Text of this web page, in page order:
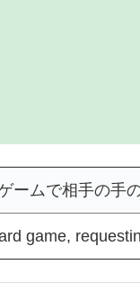
ームで相手の手
game,